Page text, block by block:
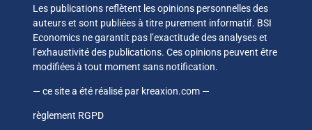
Les publications reflètent les opinions personnelles des
auteurs et sont publiées à titre purement informatif. BSI
Economics ne garantit pas l’exactitude des analyses et
l’exhaustivité des publications. Ces opinions peuvent être
modifiées à tout moment sans notification.
— ce site a été réalisé par kreaxion.com —
règlement RGPD